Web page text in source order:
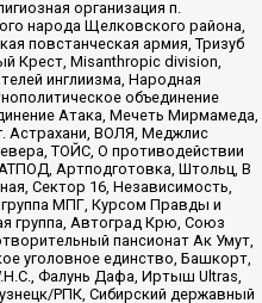
организация п.
народа Щелковского района,
повстанческая армия, Тризуб
Крест, Misanthropic division,
инглиизма, Народная
объединение
Атака, Мечеть Мирмамеда,
Астрахани, ВОЛЯ, Меджлис
ТОЙС, О противодействии
Артподготовка, Штольц, В
Сектор 16, Независимость,
МПГ, Курсом Правды и
группа, Автоград Крю, Союз
пансионат Ак Умут,
уголовное единство, Башкорт,
Фалунь Дафа, Иртыш Ultras,
РПК, Сибирский державный